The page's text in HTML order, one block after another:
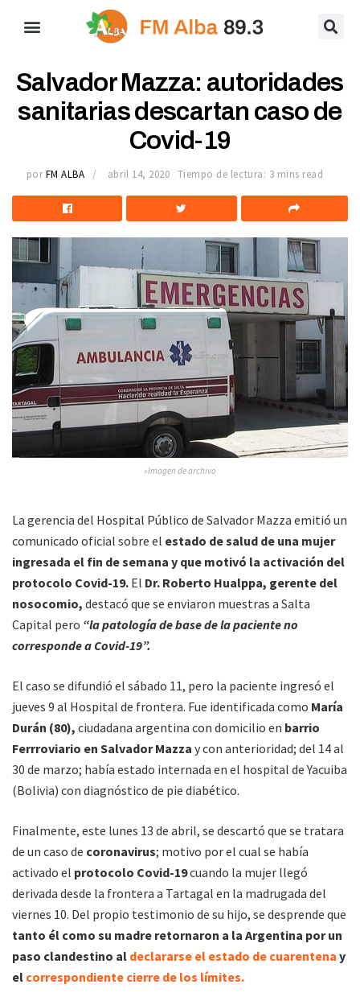
Salvador Mazza: autoridades
sanitarias descartan caso de
Covid-19
por FM ALBA abril 14, 2020 Tiempo de lectura: 3 mins read
»Imagen de archivo
La gerencia del Hospital Público de Salvador Mazza emitió un
comunicado oficial sobre el estado de salud de una mujer
ingresada el fin de semana y que motivó la activación del
protocolo Covid-19. El Dr. Roberto Hualppa, gerente del
nosocomio, destacó que se enviaron muestras a Salta
Capital pero “la patología de base de la paciente no
corresponde a Covid-19”.
El caso se difundió el sábado 11, pero la paciente ingresó el
jueves 9 al Hospital de frontera. Fue identificada como María
Durán (80), ciudadana argentina con domicilio en barrio
Ferrroviario en Salvador Mazza y con anterioridad; del 14 al
30 de marzo; había estado internada en el hospital de Yacuiba
(Bolivia) con diagnóstico de pie diabético.
Finalmente, este lunes 13 de abril, se descartó que se tratara
de un caso de coronavirus; motivo por el cual se había
activado el protocolo Covid-19cuando la mujer llegó
derivada desde la frontera a Tartagal en la madrugada del
viernes 10. Del propio testimonio de su hijo, se desprende que
tanto él como su madre retornaron a la Argentina por un
paso clandestino al declararse el estado de cuarentena y
el correspondiente cierre de los límites.